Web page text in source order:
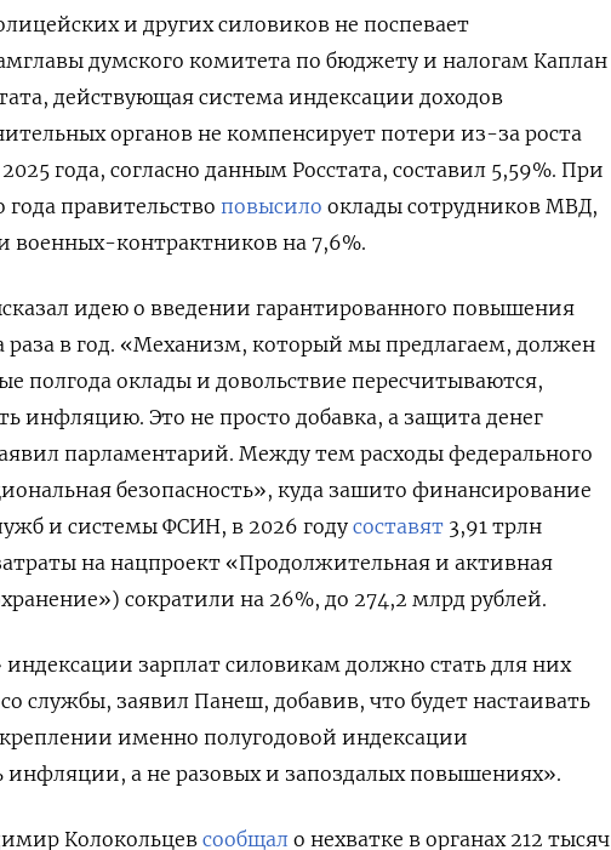
и других силовиков не поспевает
думского комитета по бюджету и налогам Каплан
действующая система индексации доходов
органов не компенсирует потери из-за роста
года, согласно данным Росстата, составил 5,59%. При
правительство повысило оклады сотрудников МВД,
военных-контрактников на 7,6%.
идею о введении гарантированного повышения
раза в год. «Механизм, который мы предлагаем, должен
полгода оклады и довольствие пересчитываются,
инфляцию. Это не просто добавка, а защита денег
парламентарий. Между тем расходы федерального
безопасность», куда зашито финансирование
и системы ФСИН, в 2026 годусоставят 3,91 трлн
на нацпроект «Продолжительная и активная
сократили на 26%, до 274,2 млрд рублей.
зарплат силовикам должно стать для них
службы, заявил Панеш, добавив, что будет настаивать
именно полугодовой индексации
инфляции, а не разовых и запоздалых повышениях».
Колокольцев сообщал о нехватке в органах 212 тысяч